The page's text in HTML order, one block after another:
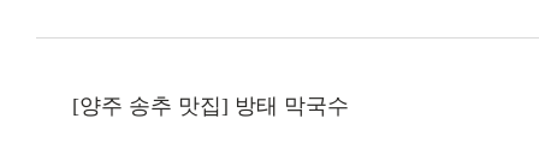
[양주 송추 맛집] 방태 막국수